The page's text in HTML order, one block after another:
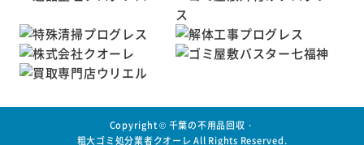
Copyright © 千葉の不用品回収・
粗大ゴミ処分業者クオーレ All Rights Reserved.